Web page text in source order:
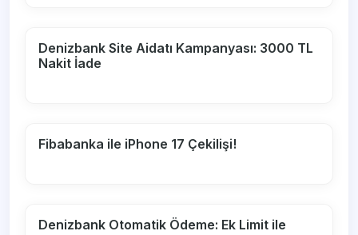
Denizbank Site Aidatı Kampanyası: 3000 TL
Nakit İade
Fibabanka ile iPhone 17 Çekilişi!
Denizbank Otomatik Ödeme: Ek Limit ile